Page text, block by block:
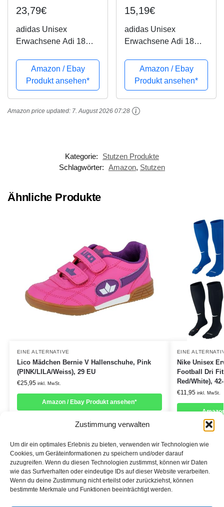
Zustimmung verwalten
Um dir ein optimales Erlebnis zu bieten, verwenden wir Technologien wie
Cookies, um Geräteinformationen zu speichern und/oder darauf
zuzugreifen. Wenn du diesen Technologien zustimmst, können wir Daten
wie das Surfverhalten oder eindeutige IDs auf dieser Website verarbeiten.
Wenn du deine Zustimmung nicht erteilst oder zurückziehst, können
bestimmte Merkmale und Funktionen beeinträchtigt werden.
23,79€
adidas Unisex
Erwachsene Adi 18
Amazon / Ebay
Produkt ansehen*
15,19€
adidas Unisex
Erwachsene Adi 18
Amazon / Ebay
Produkt ansehen*
Amazon price updated: 7. August 2026 07:28
Kategorie:
Stutzen Produkte
Schlagwörter: Amazon, Stutzen
Ähnliche Produkte
EINE ALTERNATIVE
Lico Mädchen Bernie V Hallenschuhe, Pink
(PINK/LILA/Weiss), 29 EU
€25,95 inkl. MwSt.
Amazon / Ebay Produkt ansehen*
EINE
Nike Unisex
Football Dri
Red/White),
€11,95 inkl. MwSt.
Informationen:
Datenschutzerklärung